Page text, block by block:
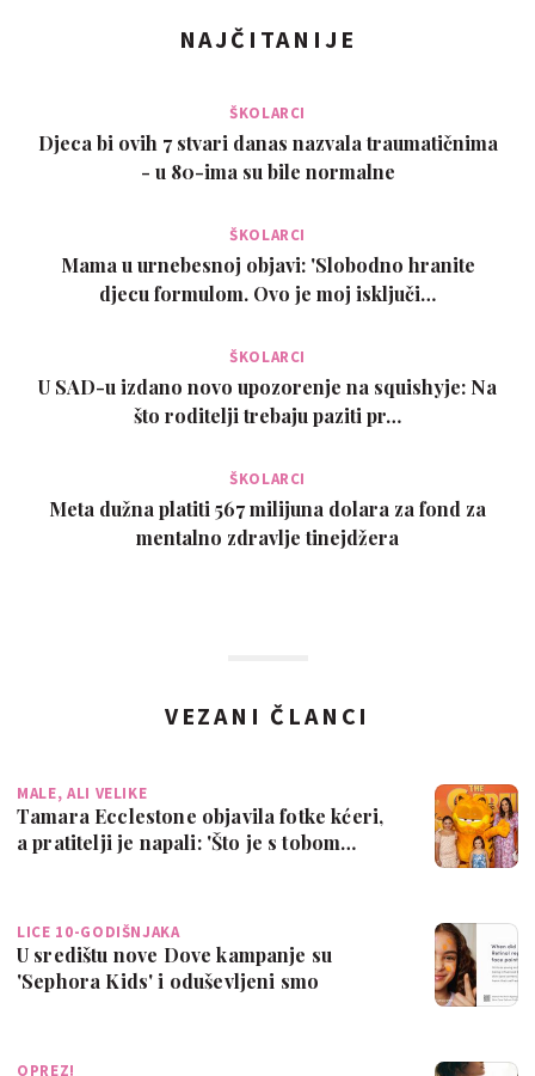
NAJČITANIJE
ŠKOLARCI
Djeca bi ovih 7 stvari danas nazvala traumatičnima
- u 80-ima su bile normalne
ŠKOLARCI
Mama u urnebesnoj objavi: 'Slobodno hranite
djecu formulom. Ovo je moj isključi…
ŠKOLARCI
U SAD-u izdano novo upozorenje na squishyje: Na
što roditelji trebaju paziti pr…
ŠKOLARCI
Meta dužna platiti 567 milijuna dolara za fond za
mentalno zdravlje tinejdžera
VEZANI ČLANCI
MALE, ALI VELIKE
Tamara Ecclestone objavila fotke kćeri,
a pratitelji je napali: 'Što je s tobom…
LICE 10-GODIŠNJAKA
U središtu nove Dove kampanje su
'Sephora Kids' i oduševljeni smo
OPREZ!